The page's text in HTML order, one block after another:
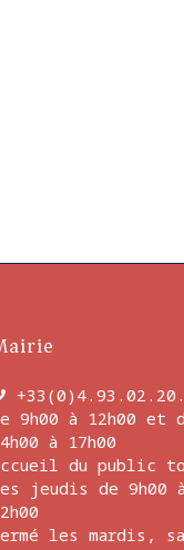
9h00 à 12h00 et
à 17h00
du public
jeudis de 9h00 à
les mardis,